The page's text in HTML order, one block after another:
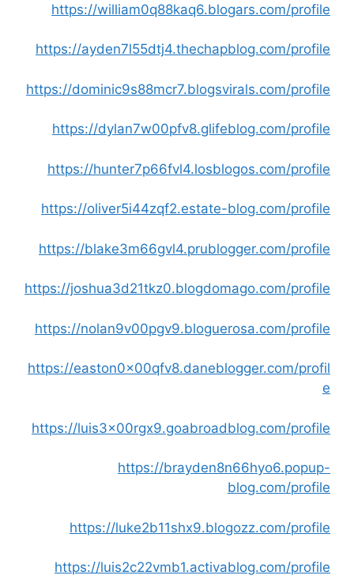
https://william0q88kaq6.blogars.com/profile
https://ayden7l55dtj4.thechapblog.com/profile
https://dominic9s88mcr7.blogsvirals.com/profile
https://dylan7w00pfv8.glifeblog.com/profile
https://hunter7p66fvl4.losblogos.com/profile
https://oliver5i44zqf2.estate-blog.com/profile
https://blake3m66gvl4.prublogger.com/profile
https://joshua3d21tkz0.blogdomago.com/profile
https://nolan9v00pgv9.bloguerosa.com/profile
https://easton0x00qfv8.daneblogger.com/profil
e
https://luis3x00rgx9.goabroadblog.com/profile
https://brayden8n66hyo6.popup-
blog.com/profile
https://luke2b11shx9.blogozz.com/profile
https://luis2c22vmb1.activablog.com/profile